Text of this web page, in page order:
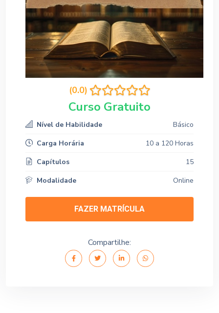
(0.0)
Curso Gratuito
Nível de Habilidade
Básico
Carga Horária
10 a 120 Horas
Capítulos
15
Modalidade
Online
FAZER MATRÍCULA
Compartilhe: